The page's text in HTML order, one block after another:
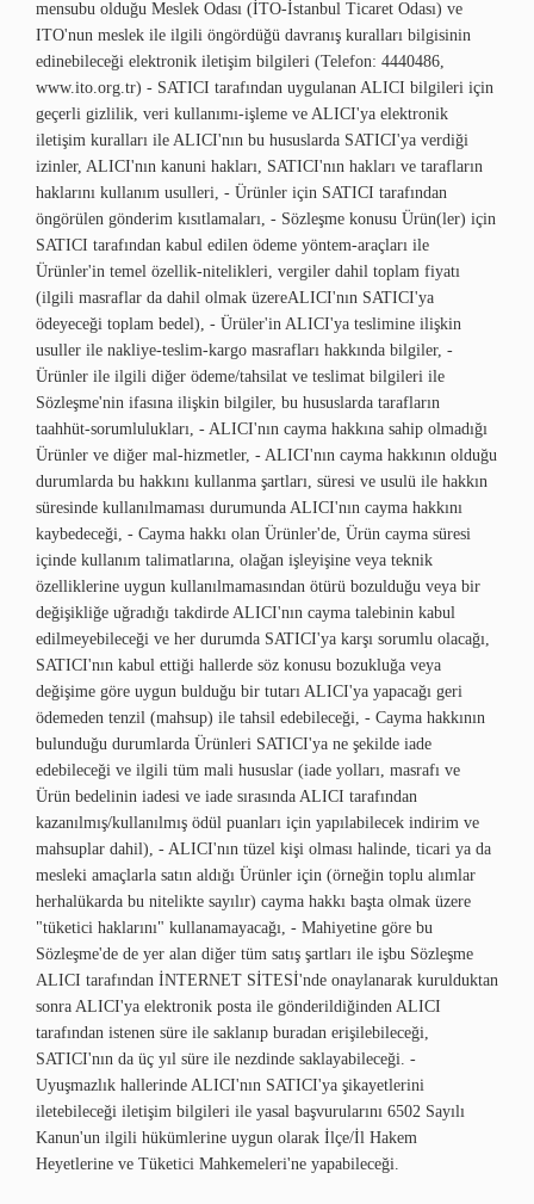
mensubu olduğu Meslek Odası (İTO-İstanbul Ticaret Odası) ve
ITO'nun meslek ile ilgili öngördüğü davranış kuralları bilgisinin
edinebileceği elektronik iletişim bilgileri (Telefon: 4440486,
www.ito.org.tr) - SATICI tarafından uygulanan ALICI bilgileri için
geçerli gizlilik, veri kullanımı-işleme ve ALICI'ya elektronik
iletişim kuralları ile ALICI'nın bu hususlarda SATICI'ya verdiği
izinler, ALICI'nın kanuni hakları, SATICI'nın hakları ve tarafların
haklarını kullanım usulleri, - Ürünler için SATICI tarafından
öngörülen gönderim kısıtlamaları, - Sözleşme konusu Ürün(ler) için
SATICI tarafından kabul edilen ödeme yöntem-araçları ile
Ürünler'in temel özellik-nitelikleri, vergiler dahil toplam fiyatı
(ilgili masraflar da dahil olmak üzereALICI'nın SATICI'ya
ödeyeceği toplam bedel), - Ürüler'in ALICI'ya teslimine ilişkin
usuller ile nakliye-teslim-kargo masrafları hakkında bilgiler, -
Ürünler ile ilgili diğer ödeme/tahsilat ve teslimat bilgileri ile
Sözleşme'nin ifasına ilişkin bilgiler, bu hususlarda tarafların
taahhüt-sorumlulukları, - ALICI'nın cayma hakkına sahip olmadığı
Ürünler ve diğer mal-hizmetler, - ALICI'nın cayma hakkının olduğu
durumlarda bu hakkını kullanma şartları, süresi ve usulü ile hakkın
süresinde kullanılmaması durumunda ALICI'nın cayma hakkını
kaybedeceği, - Cayma hakkı olan Ürünler'de, Ürün cayma süresi
içinde kullanım talimatlarına, olağan işleyişine veya teknik
özelliklerine uygun kullanılmamasından ötürü bozulduğu veya bir
değişikliğe uğradığı takdirde ALICI'nın cayma talebinin kabul
edilmeyebileceği ve her durumda SATICI'ya karşı sorumlu olacağı,
SATICI'nın kabul ettiği hallerde söz konusu bozukluğa veya
değişime göre uygun bulduğu bir tutarı ALICI'ya yapacağı geri
ödemeden tenzil (mahsup) ile tahsil edebileceği, - Cayma hakkının
bulunduğu durumlarda Ürünleri SATICI'ya ne şekilde iade
edebileceği ve ilgili tüm mali hususlar (iade yolları, masrafı ve
Ürün bedelinin iadesi ve iade sırasında ALICI tarafından
kazanılmış/kullanılmış ödül puanları için yapılabilecek indirim ve
mahsuplar dahil), - ALICI'nın tüzel kişi olması halinde, ticari ya da
mesleki amaçlarla satın aldığı Ürünler için (örneğin toplu alımlar
herhalükarda bu nitelikte sayılır) cayma hakkı başta olmak üzere
"tüketici haklarını" kullanamayacağı, - Mahiyetine göre bu
Sözleşme'de de yer alan diğer tüm satış şartları ile işbu Sözleşme
ALICI tarafından İNTERNET SİTESİ'nde onaylanarak kurulduktan
sonra ALICI'ya elektronik posta ile gönderildiğinden ALICI
tarafından istenen süre ile saklanıp buradan erişilebileceği,
SATICI'nın da üç yıl süre ile nezdinde saklayabileceği. -
Uyuşmazlık hallerinde ALICI'nın SATICI'ya şikayetlerini
iletebileceği iletişim bilgileri ile yasal başvurularını 6502 Sayılı
Kanun'un ilgili hükümlerine uygun olarak İlçe/İl Hakem
Heyetlerine ve Tüketici Mahkemeleri'ne yapabileceği.